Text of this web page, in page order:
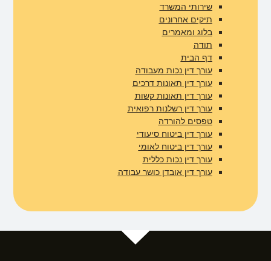
שירותי המשרד
תיקים אחרונים
בלוג ומאמרים​
תודה
דף הבית
עורך דין נכות מעבודה
עורך דין תאונות דרכים
עורך דין תאונות קשות
עורך דין רשלנות רפואית
טפסים להורדה
עורך דין ביטוח סיעודי
עורך דין ביטוח לאומי
עורך דין נכות כללית
עורך דין אובדן כושר עבודה